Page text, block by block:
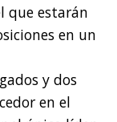
que estarán
en un
y dos
en el